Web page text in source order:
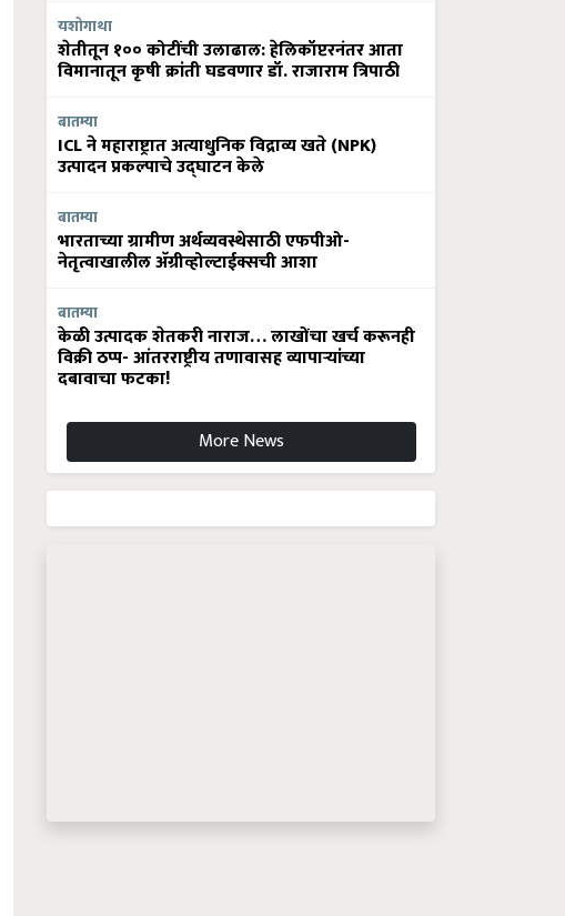
यशोगाथा
शेतीतून १०० कोटींची उलाढाल: हेलिकॉप्टरनंतर आता
विमानातून कृषी क्रांती घडवणार डॉ. राजाराम त्रिपाठी
बातम्या
ICL ने महाराष्ट्रात अत्याधुनिक विद्राव्य खते (NPK)
उत्पादन प्रकल्पाचे उद्घाटन केले
बातम्या
भारताच्या ग्रामीण अर्थव्यवस्थेसाठी एफपीओ-
नेतृत्वाखालील अ‍ॅग्रीव्होल्टाईक्सची आशा
बातम्या
केळी उत्पादक शेतकरी नाराज… लाखोंचा खर्च करूनही
विक्री ठप्प- आंतरराष्ट्रीय तणावासह व्यापाऱ्यांच्या
दबावाचा फटका!
More News